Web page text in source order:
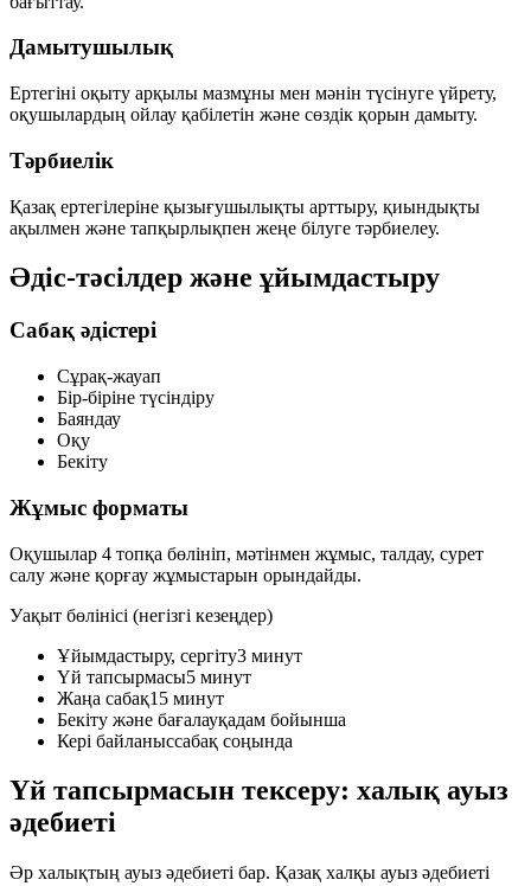
Дамытушылық
Ертегіні оқыту арқылы мазмұны мен мәнін түсінуге үйрету,
оқушылардың ойлау қабілетін және сөздік қорын дамыту.
Тәрбиелік
Қазақ ертегілеріне қызығушылықты арттыру, қиындықты
ақылмен және тапқырлықпен жеңе білуге тәрбиелеу.
Әдіс-тәсілдер және ұйымдастыру
Сабақ әдістері
Сұрақ-жауап
Бір-біріне түсіндіру
Баяндау
Оқу
Бекіту
Жұмыс форматы
Оқушылар 4 топқа бөлініп, мәтінмен жұмыс, талдау, сурет
салу және қорғау жұмыстарын орындайды.
Уақыт бөлінісі (негізгі кезеңдер)
Ұйымдастыру, сергіту3 минут
Үй тапсырмасы5 минут
Жаңа сабақ15 минут
Бекіту және бағалауқадам бойынша
Кері байланыссабақ соңында
Үй тапсырмасын тексеру: халық ауыз
әдебиеті
Әр халықтың ауыз әдебиеті бар. Қазақ халқы ауыз әдебиеті